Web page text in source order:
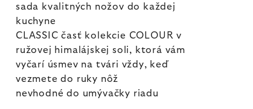
sada kvalitných nožov do každej
kuchyne
CLASSIC časť kolekcie COLOUR v
ružovej himalájskej soli, ktorá vám
vyčarí úsmev na tvári vždy, keď
vezmete do ruky nôž
nevhodné do umývačky riadu